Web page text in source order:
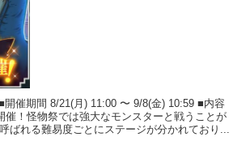
催！怪物祭では強大なモンスターと戦うことが
ばれる難易度ごとにステージが分かれており...